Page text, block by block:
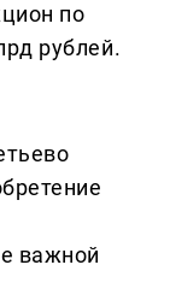
по
рублей.
важной